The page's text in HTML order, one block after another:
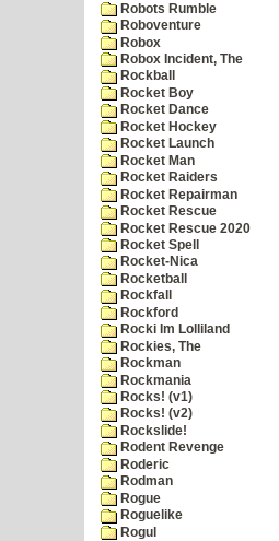
Robots Rumble
Roboventure
Robox
Robox Incident, The
Rockball
Rocket Boy
Rocket Dance
Rocket Hockey
Rocket Launch
Rocket Man
Rocket Raiders
Rocket Repairman
Rocket Rescue
Rocket Rescue 2020
Rocket Spell
Rocket-Nica
Rocketball
Rockfall
Rockford
Rocki Im Lolliland
Rockies, The
Rockman
Rockmania
Rocks! (v1)
Rocks! (v2)
Rockslide!
Rodent Revenge
Roderic
Rodman
Rogue
Roguelike
Rogul